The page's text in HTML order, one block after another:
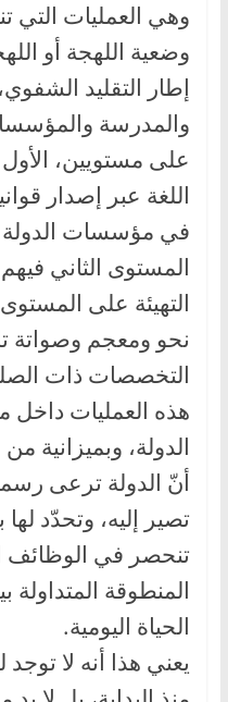
وهي العمليات التي
وضعية اللهجة أو
إطار التقليد
والمدرسة
على مستويين،
اللغة عبر إصدار
في مؤسسات الدولة
المستوى الثاني فيهم
التهيئة على
نحو ومعجم وصواتة
التخصصات ذات
هذه العمليات
الدولة، وبميزانية
أنّ الدولة ترعى
تصير إليه، وتحدّد
تنحصر في الوظائف
المنطوقة
الحياة اليومية.
يعني هذا أنه لا